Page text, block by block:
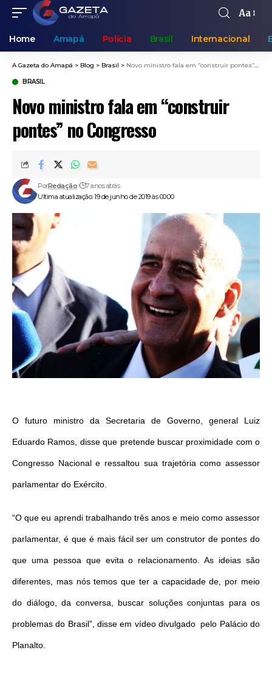
Aa
Home Amapá Polícia Brasil Internacional
A Gazeta do Amapá > Blog > Brasil > Novo ministro fala em “construir pontes” no Congresso
BRASIL
Novo ministro fala em “construir
pontes” no Congresso
Ultima atualização: 19 de junho de 2019 às 00:00
PorRedação 7 anos atrás
O futuro ministro da Secretaria de Governo, general Luiz
Eduardo Ramos, disse que pretende buscar proximidade com o
Congresso Nacional e ressaltou sua trajetória como assessor
parlamentar do Exército.
“O que eu aprendi trabalhando três anos e meio como assessor
parlamentar, é que é mais fácil ser um construtor de pontes do
que uma pessoa que evita o relacionamento. As ideias são
diferentes, mas nós temos que ter a capacidade de, por meio
do diálogo, da conversa, buscar soluções conjuntas para os
problemas do Brasil”, disse em vídeo divulgado pelo Palácio do
Planalto.